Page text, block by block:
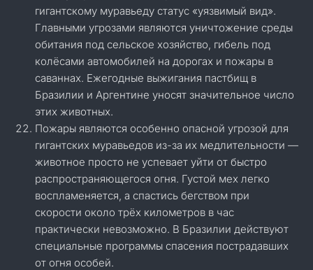
гигантскому муравьеду статус «уязвимый вид».
Главными угрозами являются уничтожение среды
обитания под сельское хозяйство, гибель под
колёсами автомобилей на дорогах и пожары в
саваннах. Ежегодные выжигания пастбищ в
Бразилии и Аргентине уносят значительное число
этих животных.
Пожары являются особенно опасной угрозой для
гигантских муравьедов из-за их медлительности —
животное просто не успевает уйти от быстро
распространяющегося огня. Густой мех легко
воспламеняется, а спастись бегством при
скорости около трёх километров в час
практически невозможно. В Бразилии действуют
специальные программы спасения пострадавших
от огня особей.